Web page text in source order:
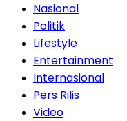
Nasional
Politik
Lifestyle
Entertainment
Internasional
Pers Rilis
Video